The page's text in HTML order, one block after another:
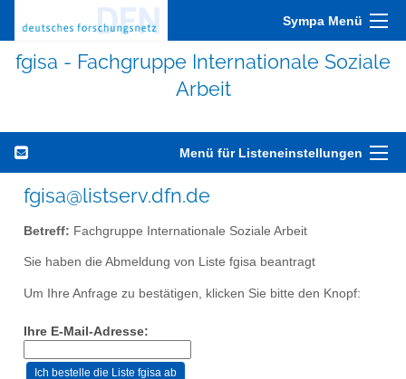
Sympa Menü
fgisa - Fachgruppe Internationale Soziale
Arbeit
Menü für Listeneinstellungen
fgisa@listserv.dfn.de
Betreff: Fachgruppe Internationale Soziale Arbeit
Sie haben die Abmeldung von Liste fgisa beantragt
Um Ihre Anfrage zu bestätigen, klicken Sie bitte den Knopf:
Ihre E-Mail-Adresse: